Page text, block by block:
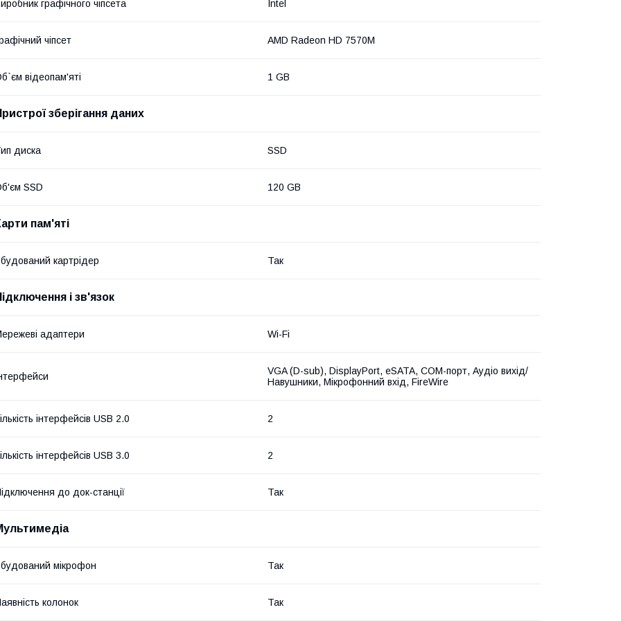
графічного чіпсета Intel
чіпсет AMD Radeon HD 7570M
відеопам'яті 1 GB
зберігання даних
диска SSD
SSD 120 GB
пам'яті
картрідер Так
і зв'язок
адаптери Wi-Fi
VGA (D-sub), DisplayPort, eSATA, COM-порт, Аудіо вихід/
Навушники, Мікрофонний вхід, FireWire
інтерфейсів USB 2.0 2
інтерфейсів USB 3.0 2
до док-станції Так
мікрофон Так
колонок Так